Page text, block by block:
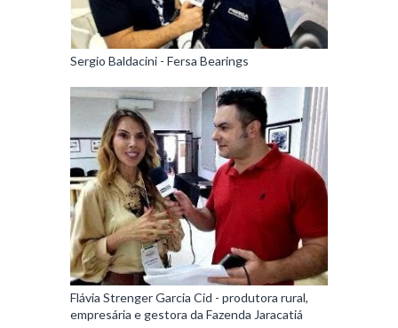
Sergio Baldacini - Fersa Bearings
Flávia Strenger Garcia Cid - produtora rural,
empresária e gestora da Fazenda Jaracatiá